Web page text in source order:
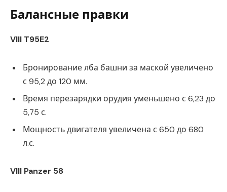
Балансные правки
VIII T95E2
Бронирование лба башни за маской увеличено
с 95,2 до 120 мм.
Время перезарядки орудия уменьшено с 6,23 до
5,75 с.
Мощность двигателя увеличена с 650 до 680
л.с.
VIII Panzer 58